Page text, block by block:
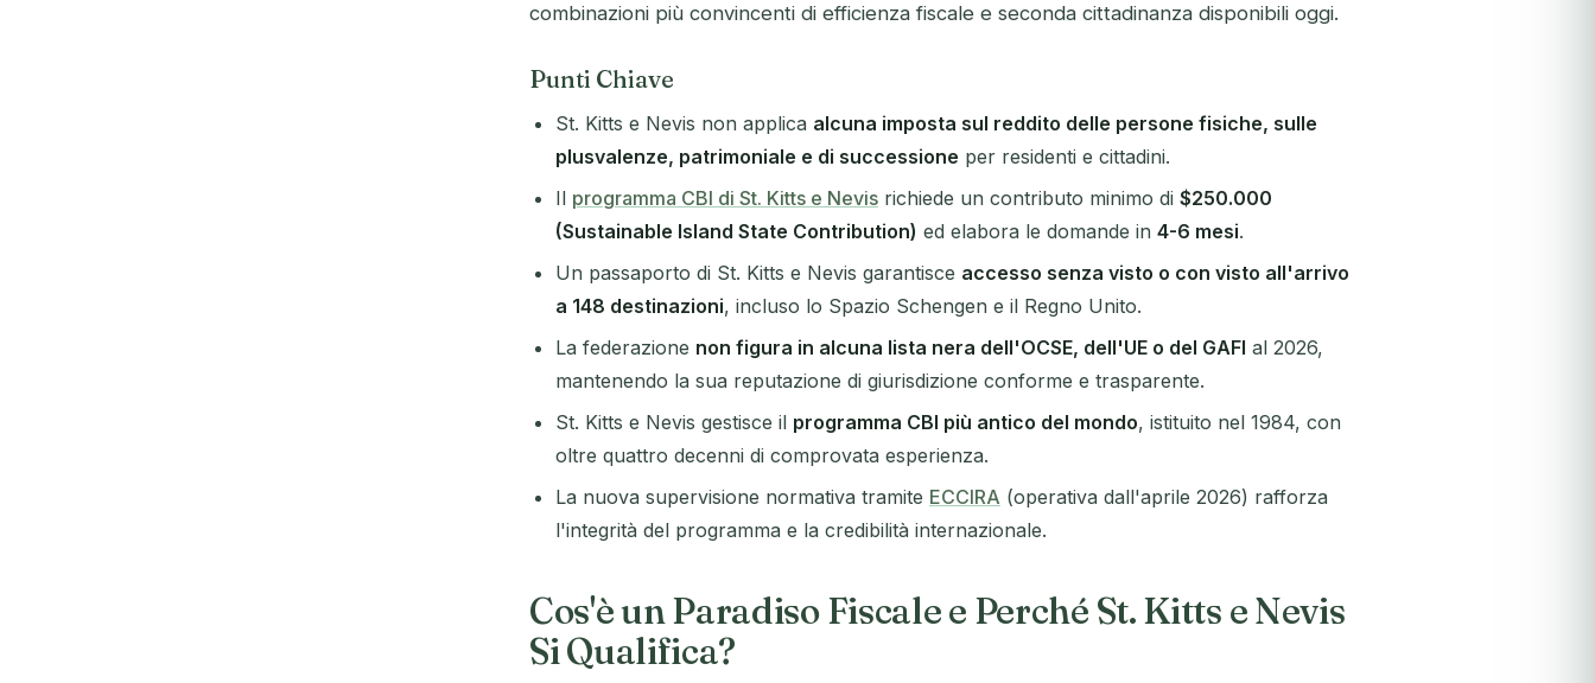
combinazioni più convincenti di efficienza fiscale e seconda cittadinanza disponibili oggi.
Punti Chiave
St. Kitts e Nevis non applica alcuna imposta sul reddito delle persone fisiche, sulle
plusvalenze, patrimoniale e di successione per residenti e cittadini.
Il programma CBI di St. Kitts e Nevis richiede un contributo minimo di $250.000
(Sustainable Island State Contribution) ed elabora le domande in 4-6 mesi.
Un passaporto di St. Kitts e Nevis garantisce accesso senza visto o con visto all'arrivo
a 148 destinazioni, incluso lo Spazio Schengen e il Regno Unito.
La federazione non figura in alcuna lista nera dell'OCSE, dell'UE o del GAFI al 2026,
mantenendo la sua reputazione di giurisdizione conforme e trasparente.
St. Kitts e Nevis gestisce il programma CBI più antico del mondo, istituito nel 1984, con
oltre quattro decenni di comprovata esperienza.
La nuova supervisione normativa tramite ECCIRA (operativa dall'aprile 2026) rafforza
l'integrità del programma e la credibilità internazionale.
Cos'è un Paradiso Fiscale e Perché St. Kitts e Nevis
Si Qualifica?